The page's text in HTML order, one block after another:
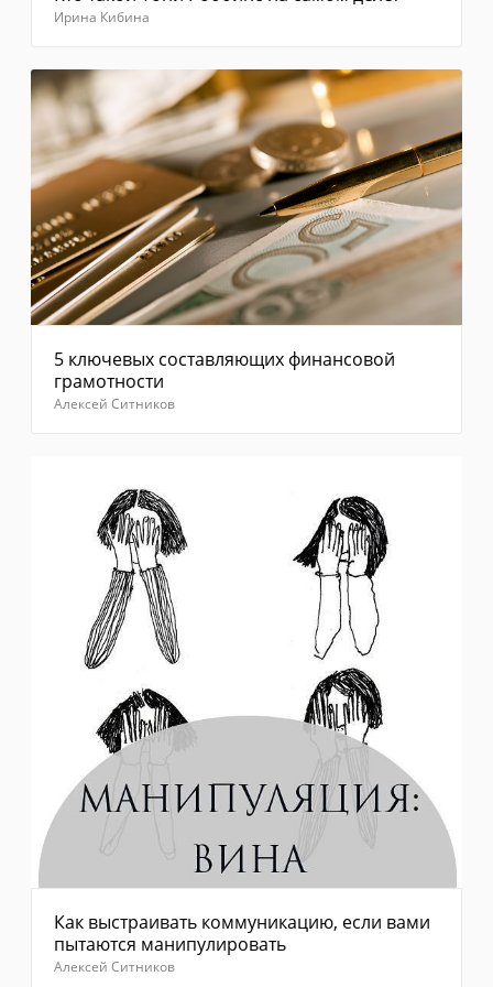
Отправить
Ирина Кибина
5 ключевых составляющих финансовой
грамотности
Алексей Ситников
Как выстраивать коммуникацию, если вами
пытаются манипулировать
Алексей Ситников